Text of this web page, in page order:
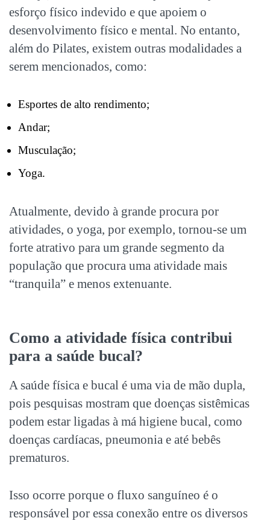
esforço físico indevido e que apoiem o
desenvolvimento físico e mental. No entanto,
além do Pilates, existem outras modalidades a
serem mencionados, como:
Esportes de alto rendimento;
Andar;
Musculação;
Yoga.
Atualmente, devido à grande procura por
atividades, o yoga, por exemplo, tornou-se um
forte atrativo para um grande segmento da
população que procura uma atividade mais
“tranquila” e menos extenuante.
Como a atividade física contribui
para a saúde bucal?
A saúde física e bucal é uma via de mão dupla,
pois pesquisas mostram que doenças sistêmicas
podem estar ligadas à má higiene bucal, como
doenças cardíacas, pneumonia e até bebês
prematuros.
Isso ocorre porque o fluxo sanguíneo é o
responsável por essa conexão entre os diversos